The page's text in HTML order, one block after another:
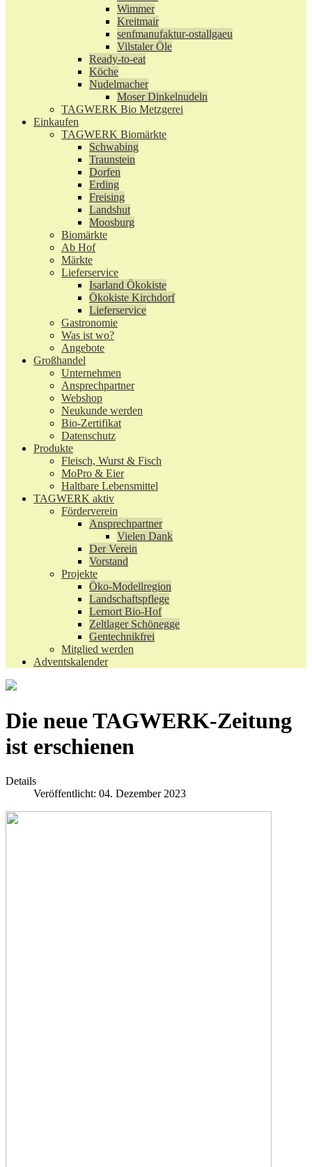
Wimmer
Kreitmair
senfmanufaktur-ostallgaeu
Vilstaler Öle
Ready-to-eat
Köche
Nudelmacher
Moser Dinkelnudeln
TAGWERK Bio Metzgerei
Einkaufen
TAGWERK Biomärkte
Schwabing
Traunstein
Dorfen
Erding
Freising
Landshut
Moosburg
Biomärkte
Ab Hof
Märkte
Lieferservice
Isarland Ökokiste
Ökokiste Kirchdorf
Lieferservice
Gastronomie
Was ist wo?
Angebote
Großhandel
Unternehmen
Ansprechpartner
Webshop
Neukunde werden
Bio-Zertifikat
Datenschutz
Produkte
Fleisch, Wurst & Fisch
MoPro & Eier
Haltbare Lebensmittel
TAGWERK aktiv
Förderverein
Ansprechpartner
Vielen Dank
Der Verein
Vorstand
Projekte
Öko-Modellregion
Landschaftspflege
Lernort Bio-Hof
Zeltlager Schönegge
Gentechnikfrei
Mitglied werden
Adventskalender
Die neue TAGWERK-Zeitung
ist erschienen
Details
Veröffentlicht: 04. Dezember 2023